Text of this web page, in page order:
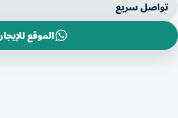
تواصل سريع
الموقع للإيجار